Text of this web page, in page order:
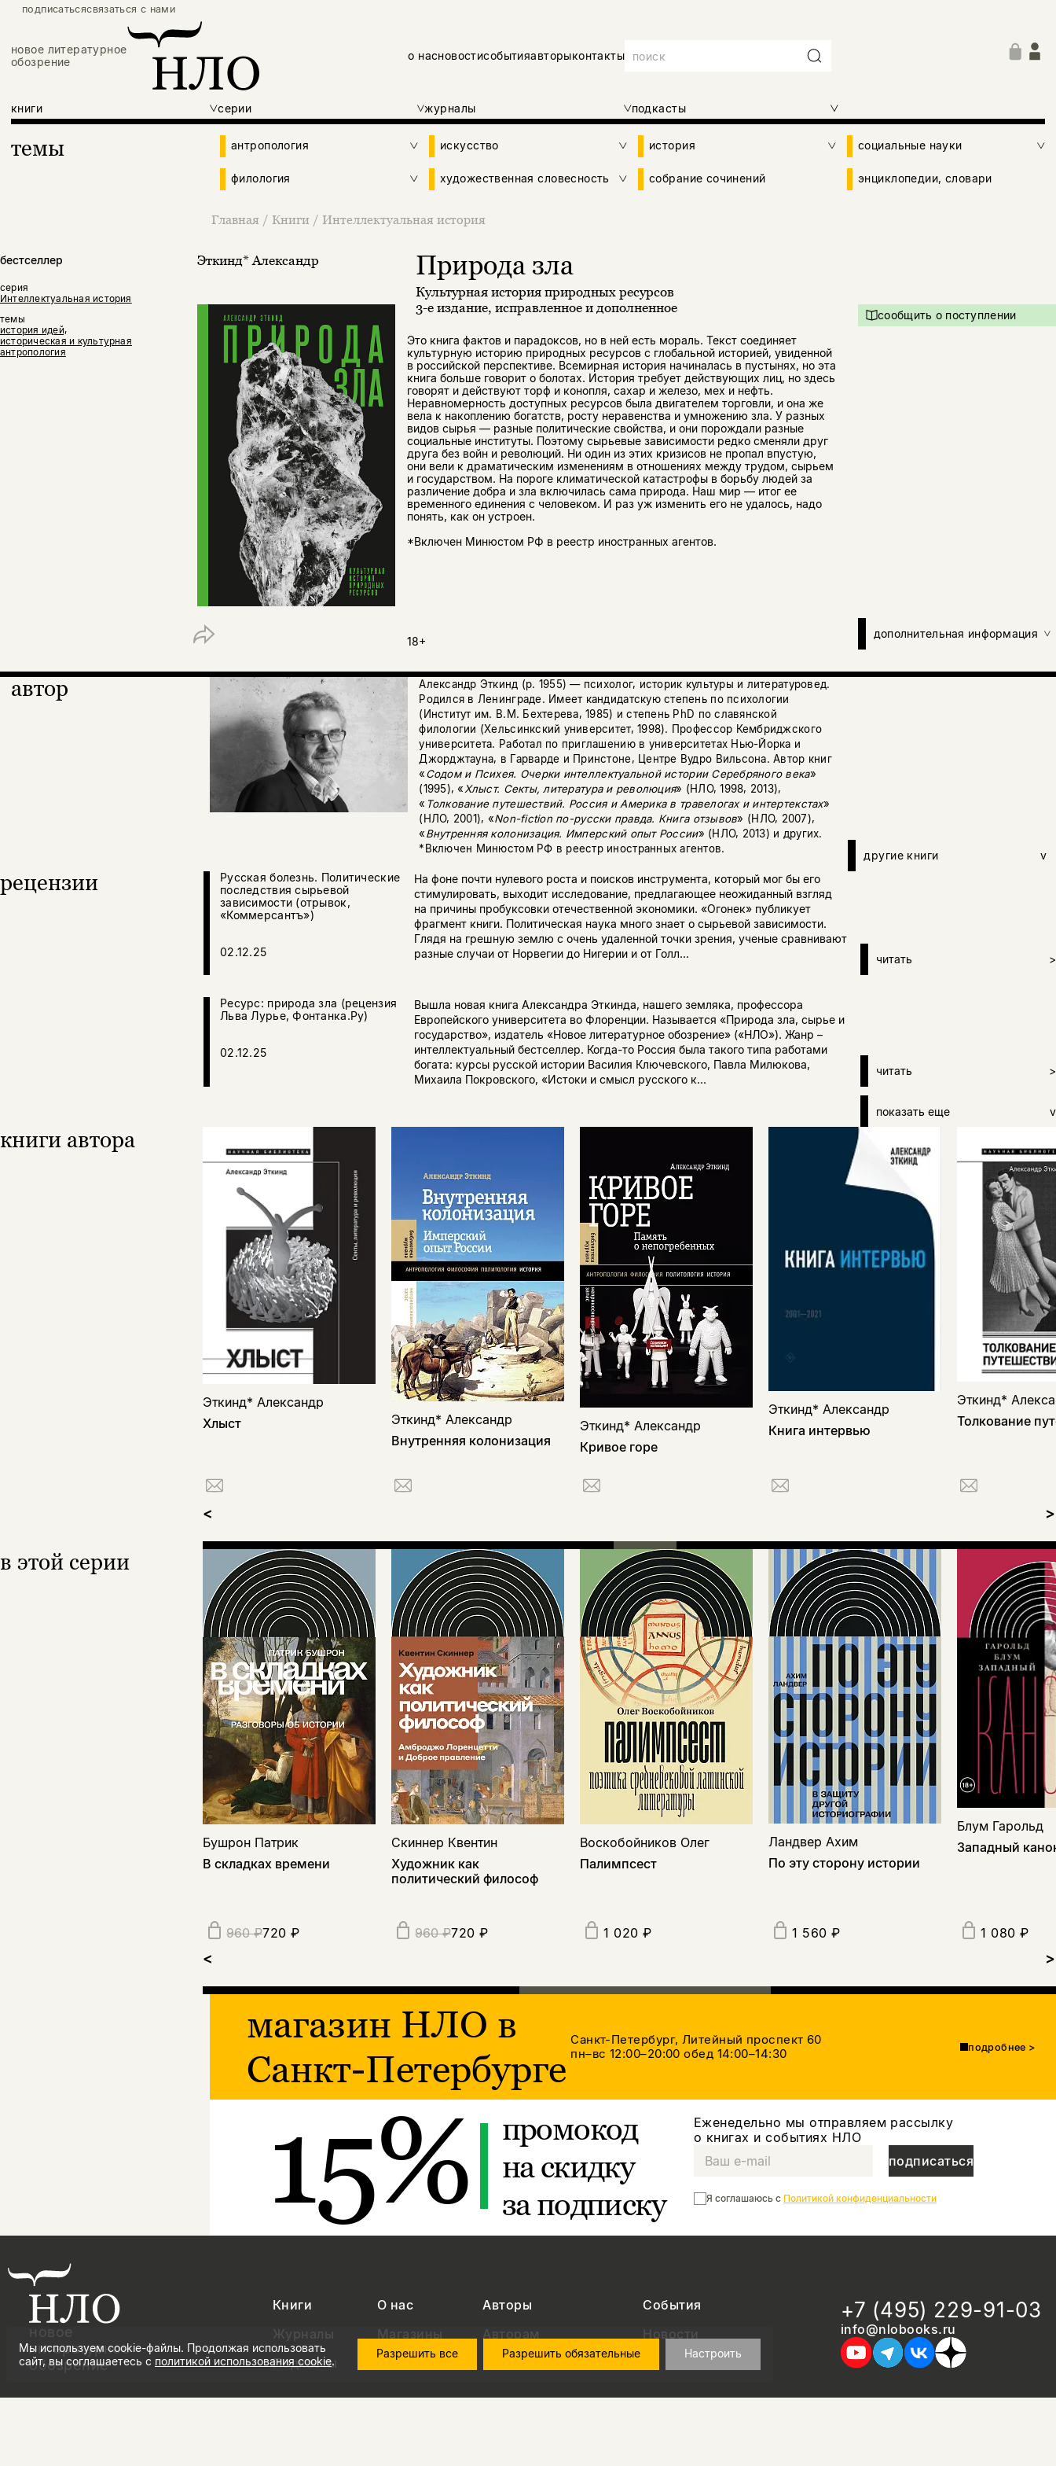
подписатьсясвязаться с нами
новое литературное
обозрение
о насновостисобытияавторыконтакты
книги серии журналы подкасты
темы антропология искусство история социальные науки
филология художественная словесность собрание сочинений энциклопедии, словари
Главная / Книги / Интеллектуальная история
бестселлер
серия
Интеллектуальная история
темы
история идей,
историческая и культурная
антропология
Эткинд* Александр Природа зла
Культурная история природных ресурсов
3-е издание, исправленное и дополненное
Это книга фактов и парадоксов, но в ней есть мораль. Текст соединяет
культурную историю природных ресурсов с глобальной историей, увиденной
в российской перспективе. Всемирная история начиналась в пустынях, но эта
книга больше говорит о болотах. История требует действующих лиц, но здесь
говорят и действуют торф и конопля, сахар и железо, мех и нефть.
Неравномерность доступных ресурсов была двигателем торговли, и она же
вела к накоплению богатств, росту неравенства и умножению зла. У разных
видов сырья — разные политические свойства, и они порождали разные
социальные институты. Поэтому сырьевые зависимости редко сменяли друг
друга без войн и революций. Ни один из этих кризисов не пропал впустую,
они вели к драматическим изменениям в отношениях между трудом, сырьем
и государством. На пороге климатической катастрофы в борьбу людей за
различение добра и зла включилась сама природа. Наш мир — итог ее
временного единения с человеком. И раз уж изменить его не удалось, надо
понять, как он устроен.
*Включен Минюстом РФ в реестр иностранных агентов.
18+
сообщить о поступлении
дополнительная информация
автор
Александр Эткинд (р. 1955) — психолог, историк культуры и литературовед.
Родился в Ленинграде. Имеет кандидатскую степень по психологии
(Институт им. В.М. Бехтерева, 1985) и степень PhD по славянской
филологии (Хельсинкский университет, 1998). Профессор Кембриджского
университета. Работал по приглашению в университетах Нью-Йорка и
Джорджтауна, в Гарварде и Принстоне, Центре Вудро Вильсона. Автор книг
«Содом и Психея. Очерки интеллектуальной истории Серебряного века»
(1995), «Хлыст. Секты, литература и революция» (НЛО, 1998, 2013),
« Толкование путешествий. Россия и Америка в травелогах и интертекстах»
(НЛО, 2001), «Non-fiction по-русски правда. Книга отзывов» (НЛО, 2007),
«Внутренняя колонизация. Имперский опыт России» (НЛО, 2013) и других.
*Включен Минюстом РФ в реестр иностранных агентов.
другие книги v
рецензии
Русская болезнь. Политические
последствия сырьевой
зависимости (отрывок,
«Коммерсантъ»)
02.12.25
На фоне почти нулевого роста и поисков инструмента, который мог бы его
стимулировать, выходит исследование, предлагающее неожиданный взгляд
на причины пробуксовки отечественной экономики. «Огонек» публикует
фрагмент книги. Политическая наука много знает о сырьевой зависимости.
Глядя на грешную землю с очень удаленной точки зрения, ученые сравнивают
разные случаи от Норвегии до Нигерии и от Голл...
читать >
Ресурс: природа зла (рецензия
Льва Лурье, Фонтанка.Ру)
02.12.25
Вышла новая книга Александра Эткинда, нашего земляка, профессора
Европейского университета во Флоренции. Называется «Природа зла, сырье и
государство», издатель «Новое литературное обозрение» («НЛО»). Жанр –
интеллектуальный бестселлер. Когда-то Россия была такого типа работами
богата: курсы русской истории Василия Ключевского, Павла Милюкова,
Михаила Покровского, «Истоки и смысл русского к...
читать >
показать еще v
книги автора
Эткинд* Александр
Хлыст
Эткинд* Александр
Внутренняя колонизация
Эткинд* Александр
Кривое горе
Эткинд* Александр
Книга интервью
Эткинд*
Толкование
< >
в этой серии
Бушрон Патрик
В складках времени
960 ₽720 ₽
Скиннер Квентин
Художник как
политический философ
960 ₽720 ₽
Воскобойников Олег
Палимпсест
1 020 ₽
Ландвер Ахим
По эту сторону истории
1 560 ₽
Блум Гарольд
Западный
1 080 ₽
< >
магазин НЛО в
Санкт-Петербурге
Санкт-Петербург, Литейный проспект 60
пн–вс 12:00–20:00обед 14:00–14:30 подробнее >
15%
промокод
на скидку
за подписку
Еженедельно мы отправляем рассылку
о книгах и событиях НЛО
подписаться
Я соглашаюсь с Политикой конфиденциальности
новое
литературное
обозрение
Книги О нас Авторы
События
Журналы
Магазины Авторам
Новости
Подкасты
Контакты Вопросы и ответы
+7 (495) 229-91-03
info@nlobooks.ru
Мы используем cookie-файлы. Продолжая использовать
сайт, вы соглашаетесь с политикой использования cookie.
Разрешить все Разрешить обязательные Настроить